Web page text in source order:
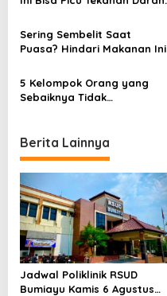
t
i
n
Sering Sembelit Saat
Puasa? Hindari Makanan Ini
5 Kelompok Orang yang
Sebaiknya Tidak
Berita Lainnya
Jadwal Poliklinik RSUD
Bumiayu Kamis 6 Agustus